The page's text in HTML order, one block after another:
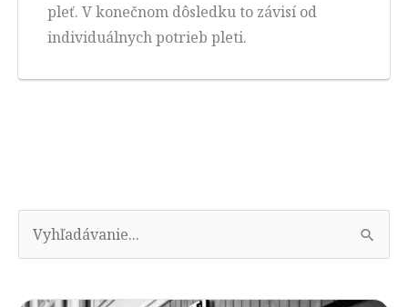
pleť. V konečnom dôsledku to závisí od
individuálnych potrieb pleti.